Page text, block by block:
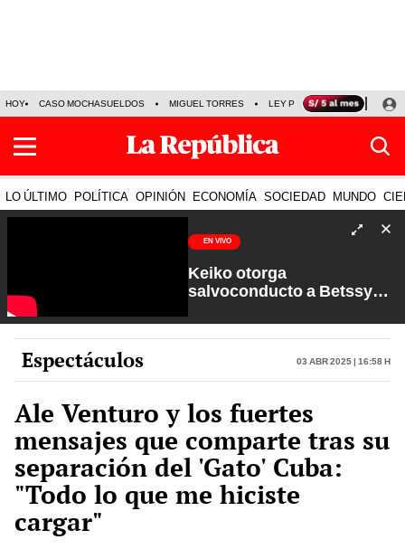
HOY CASO MOCHASUELDOS MIGUEL TORRES LEY PULPÍN PRECIO DEL
LO ÚLTIMO POLÍTICA OPINIÓN ECONOMÍA SOCIEDAD MUNDO
EN VIVO
Keiko otorga
salvoconducto a Betssy
Petroperú | Sin Guion con
Rosa María Palacios
Espectáculos 03 Abr 2025 | 16:58 h
Ale Venturo y los fuertes
mensajes que comparte tras su
separación del 'Gato' Cuba:
"Todo lo que me hiciste
cargar"